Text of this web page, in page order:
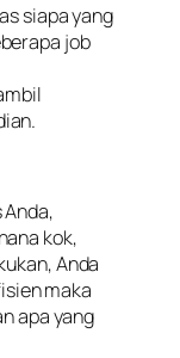
siapa yang
job
kok,
Anda
maka
apa yang